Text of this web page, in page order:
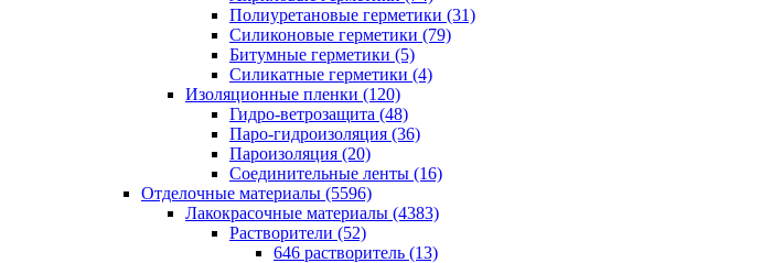
Полиуретановые герметики (31)
Силиконовые герметики (79)
Битумные герметики (5)
Силикатные герметики (4)
Изоляционные пленки (120)
Гидро-ветрозащита (48)
Паро-гидроизоляция (36)
Пароизоляция (20)
Соединительные ленты (16)
Отделочные материалы (5596)
Лакокрасочные материалы (4383)
Растворители (52)
646 растворитель (13)